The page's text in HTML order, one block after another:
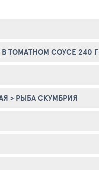
ТОМАТНОМ СОУСЕ 240 Г
> РЫБА СКУМБРИЯ